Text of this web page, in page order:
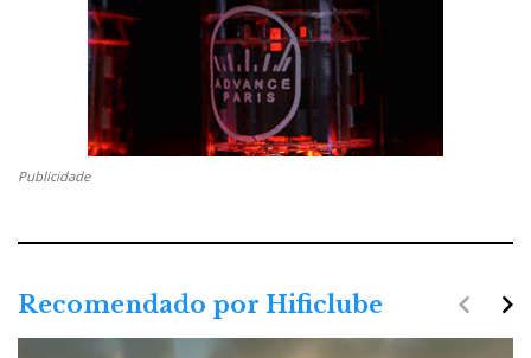
Publicidade
Recomendado por Hificlube navigate_next
navigate_before